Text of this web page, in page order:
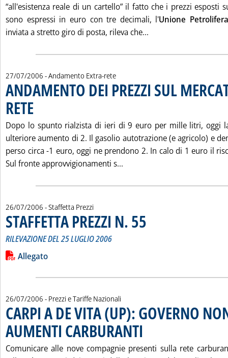
“all'esistenza reale di un cartello” il fatto che i prezzi esposti
sono espressi in euro con tre decimali, l'Unione
inviata a stretto giro di posta, rileva che...
27/07/2006 - Andamento Extra-rete
ANDAMENTO DEI PREZZI SUL
RETE
Dopo lo spunto rialzista di ieri di 9 euro per mille litri, oggi
ulteriore aumento di 2. Il gasolio autotrazione (e agricolo) e
perso circa -1 euro, oggi ne prendono 2. In calo di 1 euro il
Sul fronte approvvigionamenti s...
26/07/2006 - Staffetta Prezzi
STAFFETTA PREZZI N. 55
RILEVAZIONE DEL 25 LUGLIO 2006
Leggi tutta la notizia: 'STAFFETTA PREZZI N. 55'
Lista allegati PDF alla notizia
Allegato
26/07/2006 - Prezzi e Tariffe Nazionali
CARPI A DE VITA (UP): GOVERNO
AUMENTI CARBURANTI
Comunicare alle nove compagnie presenti sulla rete